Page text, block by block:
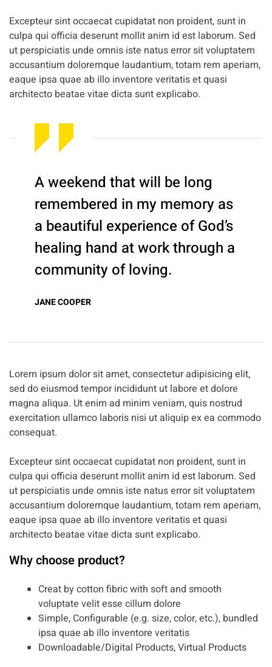
Excepteur sint occaecat cupidatat non proident, sunt in
culpa qui officia deserunt mollit anim id est laborum. Sed
ut perspiciatis unde omnis iste natus error sit voluptatem
accusantium doloremque laudantium, totam rem aperiam,
eaque ipsa quae ab illo inventore veritatis et quasi
architecto beatae vitae dicta sunt explicabo.
A weekend that will be long
remembered in my memory as
a beautiful experience of God’s
healing hand at work through a
community of loving.
JANE COOPER
Lorem ipsum dolor sit amet, consectetur adipisicing elit,
sed do eiusmod tempor incididunt ut labore et dolore
magna aliqua. Ut enim ad minim veniam, quis nostrud
exercitation ullamco laboris nisi ut aliquip ex ea commodo
consequat.
Excepteur sint occaecat cupidatat non proident, sunt in
culpa qui officia deserunt mollit anim id est laborum. Sed
ut perspiciatis unde omnis iste natus error sit voluptatem
accusantium doloremque laudantium, totam rem aperiam,
eaque ipsa quae ab illo inventore veritatis et quasi
architecto beatae vitae dicta sunt explicabo.
Why choose product?
Creat by cotton fibric with soft and smooth
voluptate velit esse cillum dolore
Simple, Configurable (e.g. size, color, etc.), bundled
ipsa quae ab illo inventore veritatis
Downloadable/Digital Products, Virtual Products